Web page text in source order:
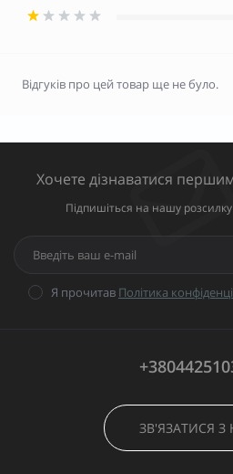
Відгуків про цей товар ще не було.
Хочете дізнаватися
Підпишіться на нашу
Я прочитав Політика
ЗВ'ЯЗАТИСЯ